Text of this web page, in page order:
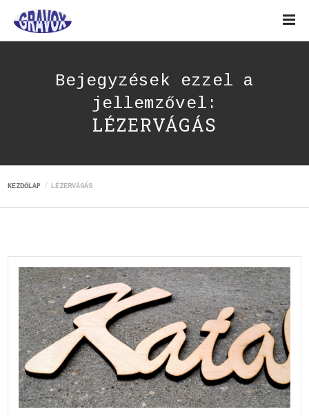
Bejegyzések ezzel a
jellemzővel:
LÉZERVÁGÁS
KEZDŐLAP LÉZERVÁGÁS